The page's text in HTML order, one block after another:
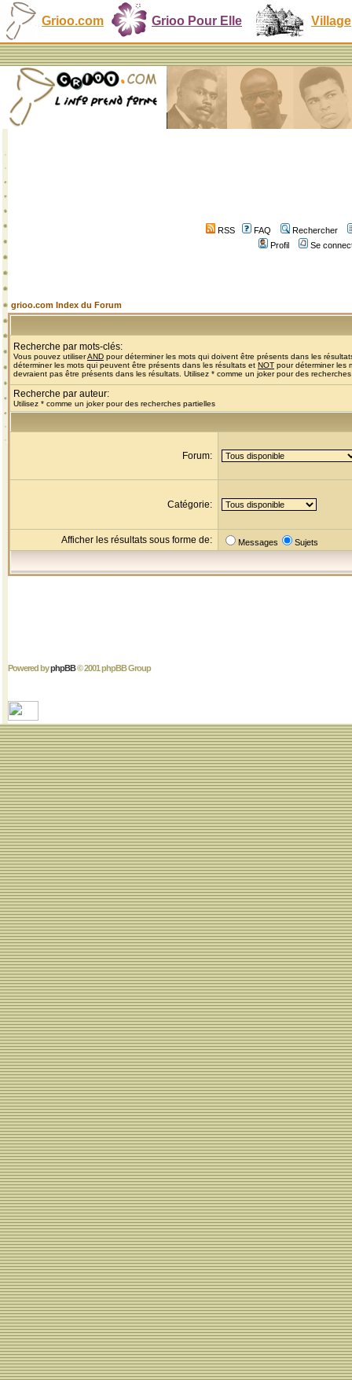
Grioo.com Grioo Pour Elle Village
RSS FAQ
Rechercher
Profil
Se
grioo.com Index du Forum
Recherche par mots-clés:
Vous pouvez utiliserAND pour déterminer les mots qui doivent être présents dans les
déterminer les mots qui peuvent être présents dans les résultats et NOT pour déterminer les
devraient pas être présents dans les résultats. Utilisez * comme un joker pour des
Recherche par auteur:
Utilisez * comme un joker pour des recherches partielles
Forum:
Catégorie:
Afficher les résultats sous forme de: Messages Sujets
Powered byphpBB© 2001 phpBB Group